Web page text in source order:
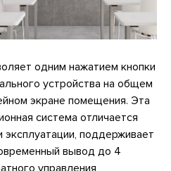
одним нажатием кнопки
устройства на общем
экране помещения. Эта
система отличается
поддерживает
вывод до 4
управления